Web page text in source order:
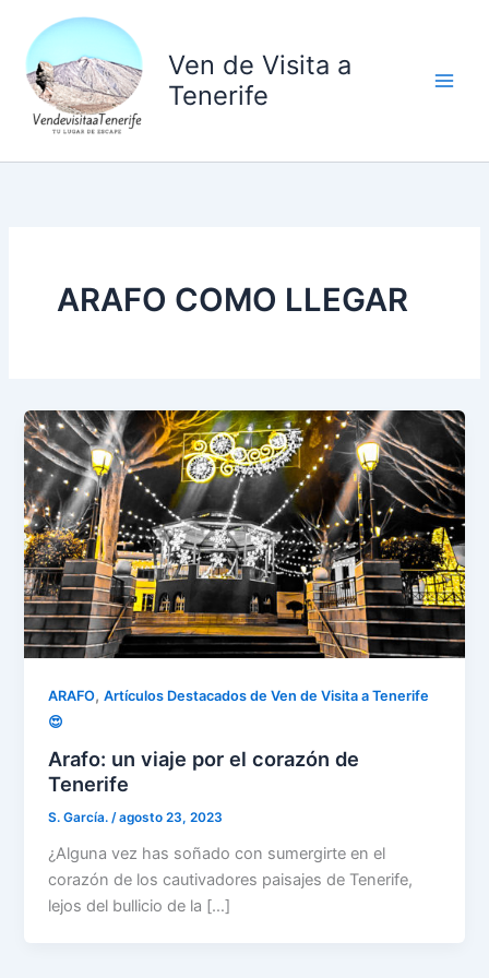
contenido
Ven de Visita a
Tenerife
ARAFO COMO LLEGAR
ARAFO,Artículos Destacados de Ven de Visita a Tenerife
😍
Arafo: un viaje por el corazón de
Tenerife
S. García./agosto 23, 2023
¿Alguna vez has soñado con sumergirte en el
corazón de los cautivadores paisajes de Tenerife,
lejos del bullicio de la […]